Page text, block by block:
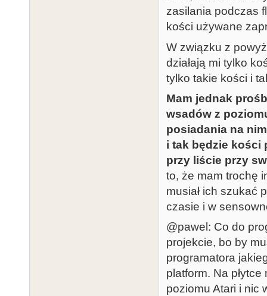
zasilania podczas
kości używane
W związku z
działają mi tylko
tylko takie kości i
Mam jednak
wsadów z
posiadania na
i tak będzie kości
przy liście przy
to, że mam trochę
musiał ich szukać
czasie i w
@pawel: Co do
projekcie, bo by
programatora
platform. Na
poziomu Atari i nic